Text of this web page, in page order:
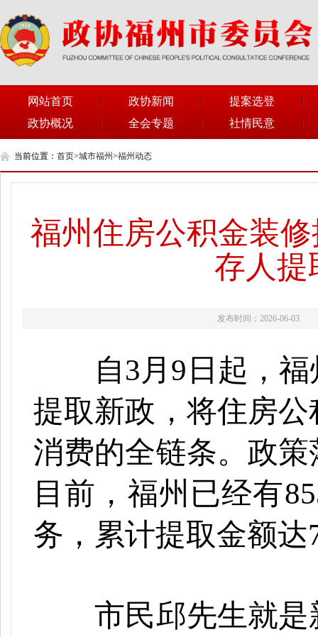
网站首页 政协新闻
提案选登
政协概况
全会专题 社情民意
当前位置： 首页>城市福州>福州动态
福州住房公积金装
存人提
发布时间：2026-06-03
自3月9日起，
提取新政，将住房
消费的全链条。政
目前，福州已经有
务，累计提取金额达
市民邱先生就是